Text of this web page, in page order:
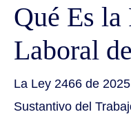
Qué Es la
Laboral
La Ley 2466 de
Sustantivo del